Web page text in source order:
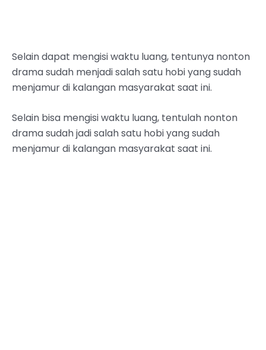
Selain dapat mengisi waktu luang, tentunya nonton
drama sudah menjadi salah satu hobi yang sudah
menjamur di kalangan masyarakat saat ini.
Selain bisa mengisi waktu luang, tentulah nonton
drama sudah jadi salah satu hobi yang sudah
menjamur di kalangan masyarakat saat ini.